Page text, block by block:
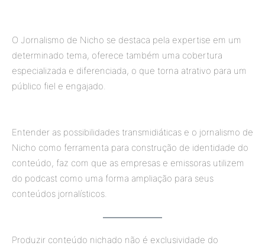
O Jornalismo de Nicho se destaca pela expertise em um
determinado tema, oferece também uma cobertura
especializada e diferenciada, o que torna atrativo para um
público fiel e engajado.
Entender as possibilidades transmidiáticas e o jornalismo de
Nicho como ferramenta para construção de identidade do
conteúdo, faz com que as empresas e emissoras utilizem
do podcast como uma forma ampliação para seus
conteúdos jornalísticos.
Produzir conteúdo nichado não é exclusividade do